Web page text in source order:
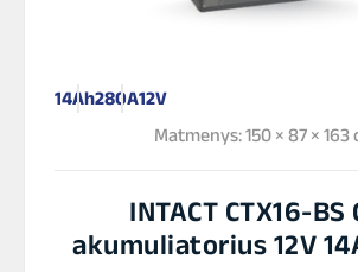
14Ah280A12V
Matmenys: 150 × 87 × 163
INTACT CTX16-BS
akumuliatorius 12V